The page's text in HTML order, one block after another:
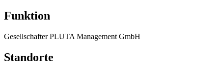
Funktion
Gesellschafter PLUTA Management GmbH
Standorte